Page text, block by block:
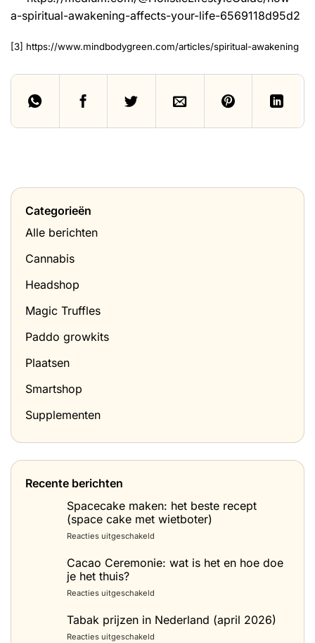
a-spiritual-awakening-affects-your-life-6569118d95d2
[3] https://www.mindbodygreen.com/articles/spiritual-awakening
Categorieën
Alle berichten
Cannabis
Headshop
Magic Truffles
Paddo growkits
Plaatsen
Smartshop
Supplementen
Recente berichten
Spacecake maken: het beste recept
(space cake met wietboter)
Reacties uitgeschakeld
maken:
cake
Cacao Ceremonie: wat is het en hoe doe
je het thuis?
Reacties uitgeschakeld
Ceremonie:
Tabak prijzen in Nederland (april 2026)
Reacties uitgeschakeld